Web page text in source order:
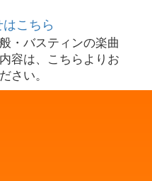
こちら
・バスティンの楽曲
容は、こちらよりお
さい。